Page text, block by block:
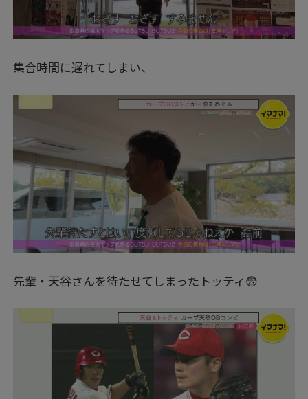
集合時間に遅れてしまい、
先輩・天谷さんを待たせてしまったトッティ😨